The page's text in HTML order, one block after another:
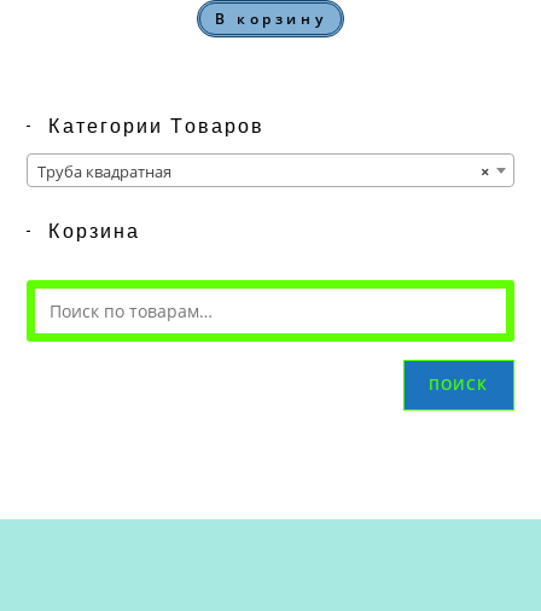
В корзину
Категории Товаров
×
Труба квадратная
Корзина
ПОИСК